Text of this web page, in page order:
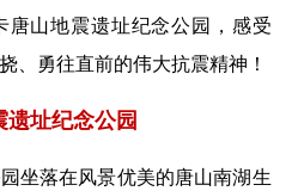
唐山地震遗址纪念公园，感受
、勇往直前的伟大抗震精神！
遗址纪念公园
坐落在风景优美的唐山南湖生